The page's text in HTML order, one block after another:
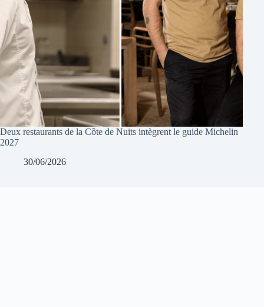
Deux restaurants de la Côte de Nuits intègrent le guide Michelin
2027
30/06/2026